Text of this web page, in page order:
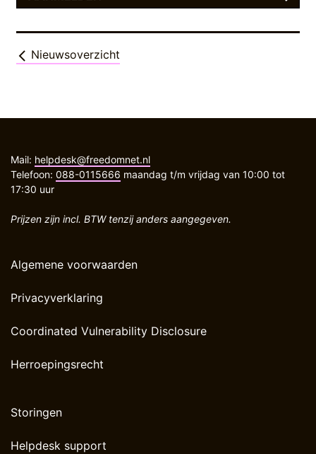
Nieuwsoverzicht
Mail: helpdesk@freedomnet.nl
Telefoon: 088-0115666 maandag t/m vrijdag van 10:00 tot
17:30 uur
Prijzen zijn incl. BTW tenzij anders aangegeven.
Algemene voorwaarden
Privacyverklaring
Coordinated Vulnerability Disclosure
Herroepingsrecht
Storingen
Helpdesk support